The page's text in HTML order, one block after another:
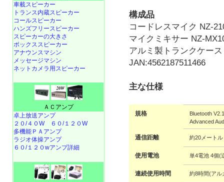
構成品
コードレスマイク NZ-
マイクミキサー NZ-
アルミ製トランクケース
JAN:4562187511466
主な仕様
規格
Bluetooth
Advanced
通信距離 約20メートル
使用電池 単4電池 4個(
連続使用時間 約8時間(アル
車載スピーカー
トランス内蔵スピーカー
コールスピーカー
ハンズフリースピーカー
スピーカーの大きさ
ボックススピーカー
アナウンスマシン
メッセージマシン
ネットカメラ用スピーカー
ＡＣアンプ
卓上放送アンプ
２０/４０W
６０/１２０W
多機能ＰＡアンプ
ラジオ体操アンプ
６０/１２０wアンプ詳細